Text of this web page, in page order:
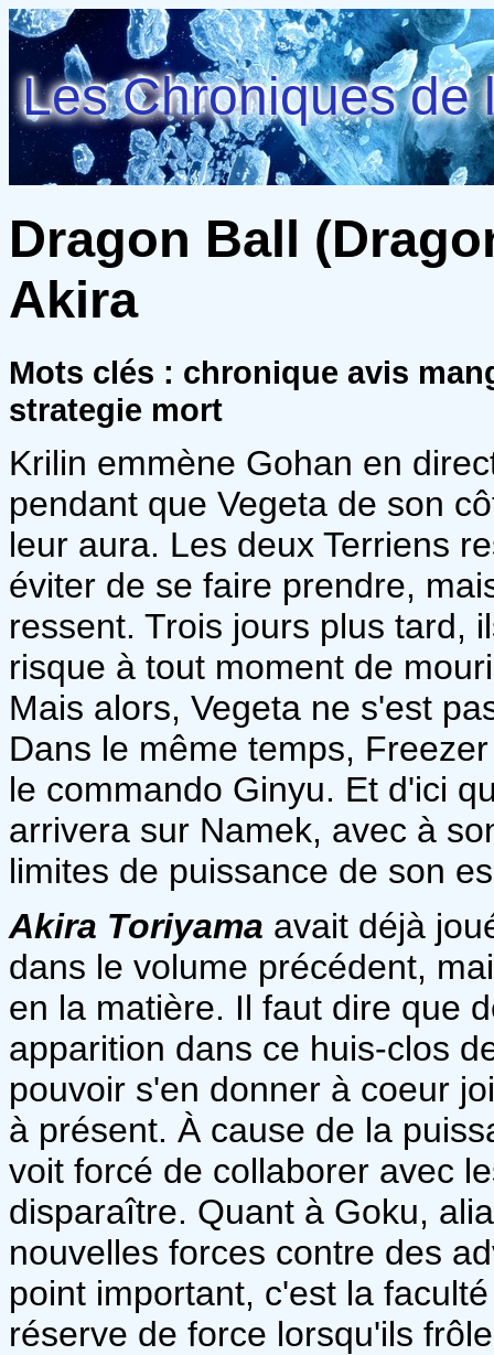
Les Chroniques de
Dragon Ball
Akira
Mots clés : chronique avis
strategie mort
Krilin emmène Gohan en
pendant que Vegeta de son
leur aura. Les deux Terriens
éviter de se faire prendre,
ressent. Trois jours plus tard,
risque à tout moment de
Mais alors, Vegeta ne s'est
Dans le même temps,
le commando Ginyu. Et d'ici
arrivera sur Namek, avec à
limites de puissance de son
Akira Toriyama avait déjà
dans le volume précédent,
en la matière. Il faut dire que
apparition dans ce huis-clos
pouvoir s'en donner à coeur
à présent. À cause de la
voit forcé de collaborer avec
disparaître. Quant à Goku,
nouvelles forces contre des
point important, c'est la
réserve de force lorsqu'ils